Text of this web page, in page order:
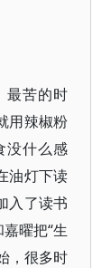
最苦的时
用辣椒粉
没什么感
油灯下读
入了读书
曜把“生
，很多时